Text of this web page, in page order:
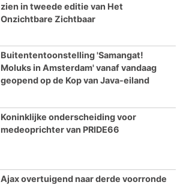
zien in tweede editie van Het
Onzichtbare Zichtbaar
Buitententoonstelling 'Samangat!
Moluks in Amsterdam' vanaf vandaag
geopend op de Kop van Java-eiland
Koninklijke onderscheiding voor
medeoprichter van PRIDE66
Ajax overtuigend naar derde voorronde